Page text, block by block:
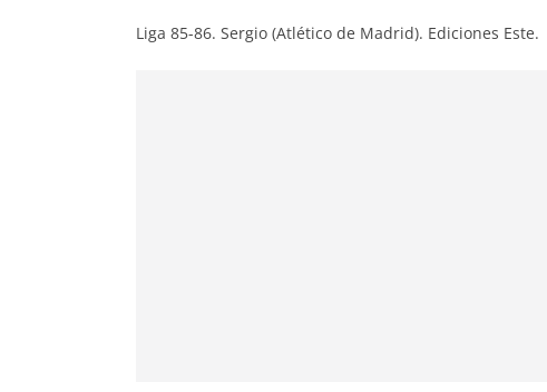
Liga 85-86. Sergio (Atlético de Madrid). Ediciones Este.